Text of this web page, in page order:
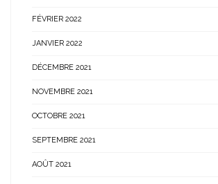
FÉVRIER 2022
JANVIER 2022
DÉCEMBRE 2021
NOVEMBRE 2021
OCTOBRE 2021
SEPTEMBRE 2021
AOÛT 2021